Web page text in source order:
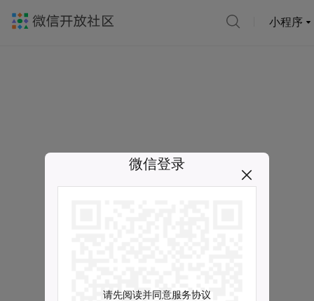
小程序
微信登录
请先阅读并同意服务协议